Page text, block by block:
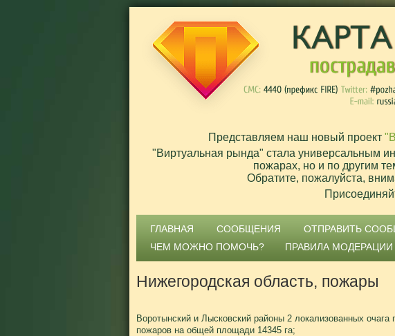
Представляем наш новый проект
"Виртуальная рында" стала универсальным
пожарах, но и по другим
Обратите, пожалуйста,
ГЛАВНАЯ СООБЩЕНИЯ ОТПРАВИТЬ
ЧЕМ МОЖНО ПОМОЧЬ?
ПРАВИЛА МОДЕРАЦИИ
Нижегородская область, пожары
Воротынский и Лысковский районы 2 локализованных очага
пожаров на общей площади 14345 га;